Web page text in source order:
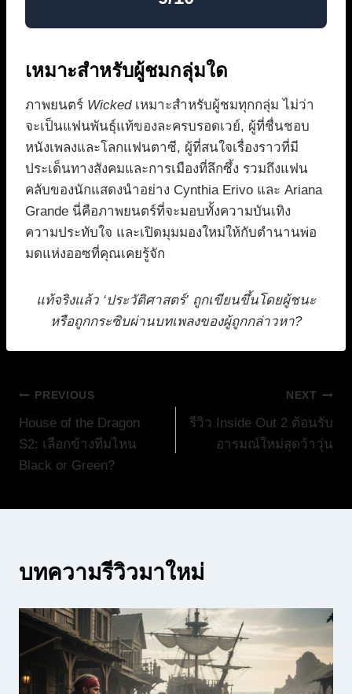
เหมาะสำหรับผู้ชมกลุ่มใด
ภาพยนตร์ Wickedเหมาะสำหรับผู้ชมทุกกลุ่ม ไม่ว่า
จะเป็นแฟนพันธุ์แท้ของละครบรอดเวย์, ผู้ที่ชื่นชอบ
หนังเพลงและโลกแฟนตาซี, ผู้ที่สนใจเรื่องราวที่มี
ประเด็นทางสังคมและการเมืองที่ลึกซึ้ง รวมถึงแฟน
คลับของนักแสดงนำอย่าง Cynthia Erivo และ Ariana
Grande นี่คือภาพยนตร์ที่จะมอบทั้งความบันเทิง
ความประทับใจ และเปิดมุมมองใหม่ให้กับตำนานพ่อ
มดแห่งออซที่คุณเคยรู้จัก
แท้จริงแล้ว ‘ประวัติศาสตร์’ ถูกเขียนขึ้นโดยผู้ชนะ
หรือถูกกระซิบผ่านบทเพลงของผู้ถูกกล่าวหา?
แนะแนว
เรื่อง
PREVIOUS
House of the Dragon
S2: เลือกข้างทีมไหน
Black or Green?
NEXT
รีวิว Inside Out 2 ต้อนรับ
อารมณ์ใหม่สุดว้าวุ่น
บทความรีวิวมาใหม่